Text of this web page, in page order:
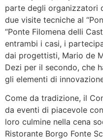
parte degli organizzatori
due visite tecniche al
“Ponte Filomena delli
entrambi i casi, i
dai progettisti, Mario de
Dezi per il secondo, che
gli elementi di
Come da tradizione, il
da eventi di piacevole
loro culmine nella cena
Ristorante Borgo Fonte